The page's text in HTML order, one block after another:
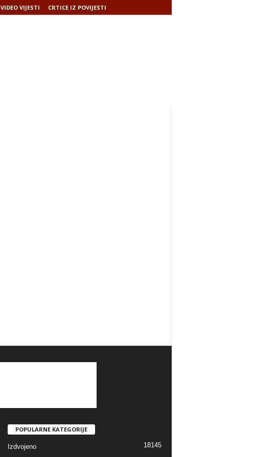
VIDEO VIJESTI CRTICE IZ POVIJESTI
POPULARNE KATEGORIJE
Izdvojeno
18145